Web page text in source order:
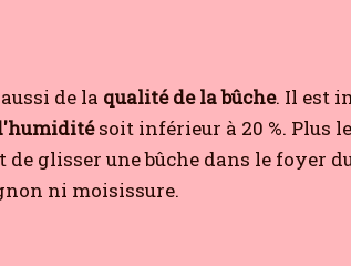
de la qualité de la bûche. Il est
soit inférieur à 20 %. Plus
glisser une bûche dans le foyer
ni moisissure.